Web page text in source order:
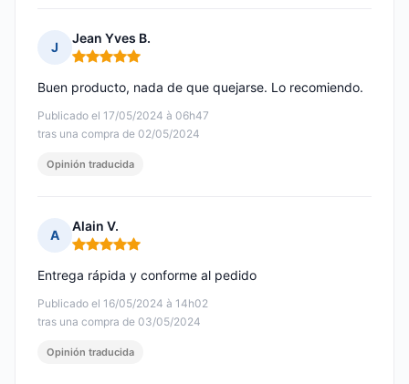
J
Jean Yves B.
Nota: 5 de 5
Publicado el 17/05/2024 à 06h47
tras una compra de 02/05/2024
Buen producto, nada de que quejarse. Lo recomiendo.
Opinión traducida
A
Alain V.
Nota: 5 de 5
Publicado el 16/05/2024 à 14h02
tras una compra de 03/05/2024
Entrega rápida y conforme al pedido
Opinión traducida